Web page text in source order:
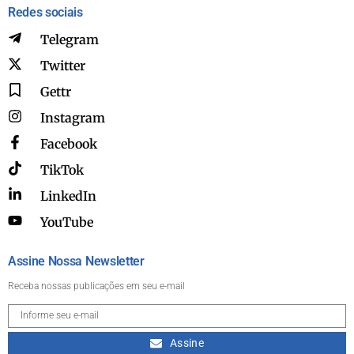
Redes sociais
Telegram
Twitter
Gettr
Instagram
Facebook
TikTok
LinkedIn
YouTube
Assine Nossa Newsletter
Receba nossas publicações em seu e-mail
Assine